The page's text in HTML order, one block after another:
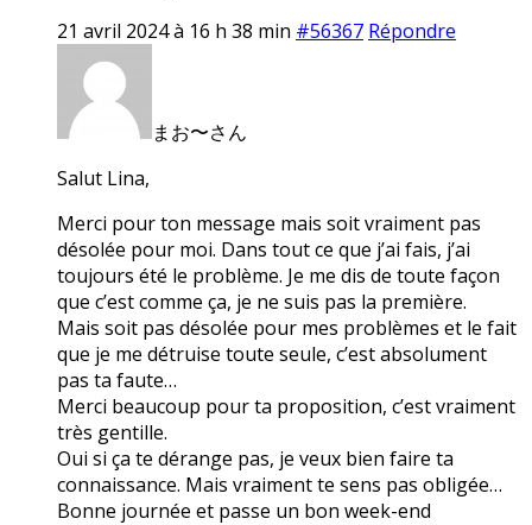
21 avril 2024 à 16 h 38 min #56367 Répondre
まお〜さん
Salut Lina,
Merci pour ton message mais soit vraiment pas
désolée pour moi. Dans tout ce que j’ai fais, j’ai
toujours été le problème. Je me dis de toute façon
que c’est comme ça, je ne suis pas la première.
Mais soit pas désolée pour mes problèmes et le fait
que je me détruise toute seule, c’est absolument
pas ta faute…
Merci beaucoup pour ta proposition, c’est vraiment
très gentille.
Oui si ça te dérange pas, je veux bien faire ta
connaissance. Mais vraiment te sens pas obligée…
Bonne journée et passe un bon week-end